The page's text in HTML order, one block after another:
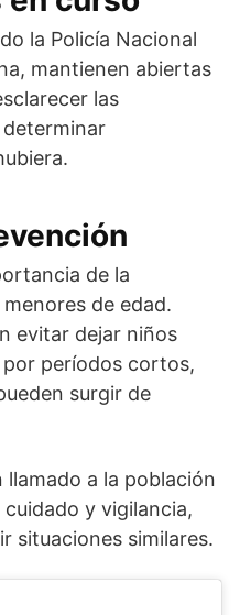
la Policía Nacional
, mantienen abiertas
las
de la
de edad.
evitar dejar niños
por períodos cortos,
surgir de
llamado a la población
y vigilancia,
situaciones similares.